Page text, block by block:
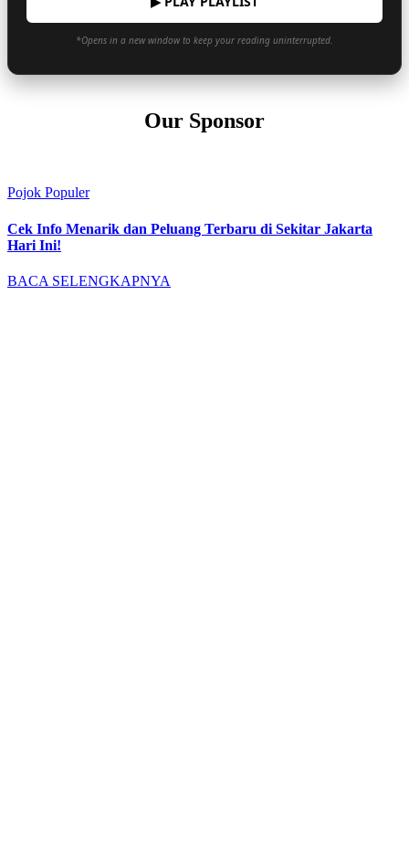
*Opens in a new window to keep your reading uninterrupted.
Our Sponsor
Pojok Populer
Cek Info Menarik dan Peluang Terbaru di Sekitar Jakarta
Hari Ini!
BACA SELENGKAPNYA